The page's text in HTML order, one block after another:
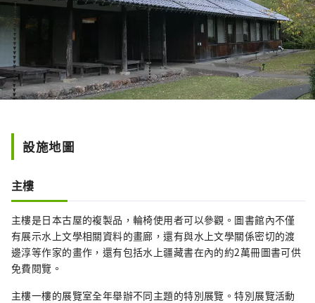
設施地圖
主樓
主樓是日本古屋的複製品，輪椅使用者可以參觀。圖書館內不僅
有展示水上文學相關資料的畫廊，還有與水上文學關係密切的渡
邊淳等作家的畫作，還有包括水上疆藏書在內的約2萬冊圖書可供
免費閱覽。
主樓一樓的展覽室全年舉辦不同主題的特別展覽。特別展覽活動